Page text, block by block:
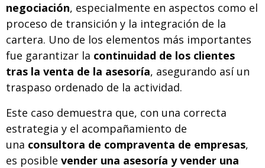
negociación, especialmente en aspectos como el
proceso de transición y la integración de la
cartera. Uno de los elementos más importantes
fue garantizar la continuidad de los clientes
tras la venta de la asesoría, asegurando así un
traspaso ordenado de la actividad.
Este caso demuestra que, con una correcta
estrategia y el acompañamiento de
una consultora de compraventa de empresas,
es posible vender una asesoría y vender una